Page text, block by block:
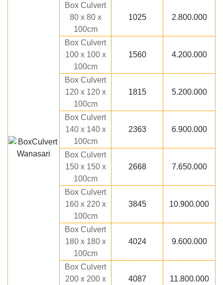
Box Culvert
80 x 80 x
100cm
1025 2.800.000
Box Culvert
100 x 100 x
100cm
1560 4.200.000
Box Culvert
120 x 120 x
100cm
1815 5.200.000
Box Culvert
140 x 140 x
100cm
2363 6.900.000
Box Culvert
150 x 150 x
100cm
2668 7.650.000
Box Culvert
160 x 220 x
100cm
3845 10.900.000
Box Culvert
180 x 180 x
100cm
4024 9.600.000
Box Culvert
200 x 200 x
4087 11.800.000